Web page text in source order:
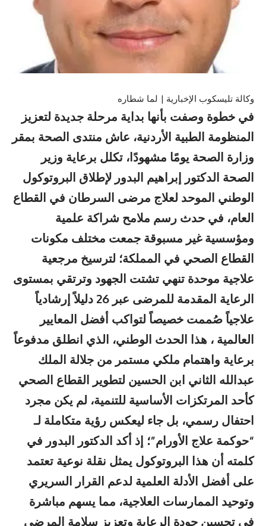
وكالة تليسكوب الإخبارية | لما شطاره
​في خطوة وصفت بأنها بداية مرحلة جديدة لتعزيز
المنظومة الطبية الأردنية، عاش منتدى الصحة بمقر
وزارة الصحة يومًا مشهودًا، تكلل برعاية وزير
الصحة الدكتور إبراهيم البدور لإطلاق البروتوكول
الوطني الموحد لعلاج مرضى السرطان في القطاع
العام، في حدث رسم ملامح شراكة علمية
ومؤسسية غير مسبوقة جمعت مختلف مكونات
القطاع الصحي في المملكة؛ لترسيخ مرجعية
علاجية موحدة تنهي تشتت الجهود وترتقي بمستوى
الرعاية المقدمة للمرضى عبر 26 دليلاً إرشادياً
علاجياً صُممت خصيصاً لتواكب أفضل المعايير
العالمية ، هذا الحدث الوطني، الذي انطلق مدفوعاً
برعاية واهتمام ملكي مستمر من جلالة الملك
عبدالله الثاني ابن الحسين لتطوير القطاع الصحي
كأحد المرتكزات الأساسية للتنمية، لم يكن مجرد
احتفال رسمي، بل جاء ليعكس رؤية متكاملة لـ
“حوكمة علاج الأورام”؛ إذ أكد الدكتور البدور في
كلمته أن هذا البروتوكول يمثل نقلة نوعية تعتمد
على أفضل الأدلة العلمية لدعم القرار السريري
وتوحيد الممارسات العلاجية، مما يسهم مباشرة
في تحسين جودة الرعاية وتعزيز سلامة المرضى